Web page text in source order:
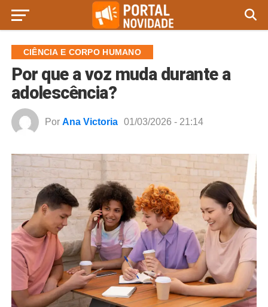
CIÊNCIA E CORPO HUMANO
Por que a voz muda durante a
adolescência?
Por Ana Victoria 01/03/2026 - 21:14